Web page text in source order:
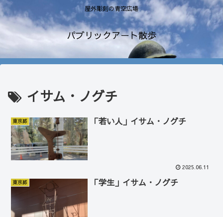
屋外彫刻の青空広場
パブリックアート散歩
イサム・ノグチ
東京都 「若い人」イサム・ノグチ
2025.06.11
東京都 「学生」イサム・ノグチ